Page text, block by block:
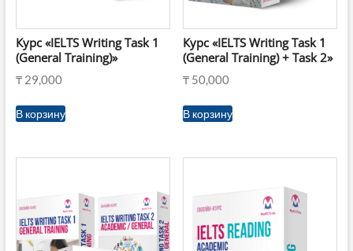
Курс «IELTS Writing Task 1
(General Training)»
₸29,000
В корзину
Курс «IELTS Writing Task 1
(General Training) + Task 2»
₸ 50,000
В корзину